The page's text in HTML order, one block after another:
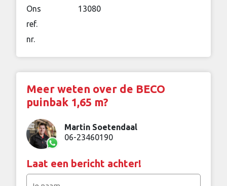
Ons
ref.
nr.
13080
Meer weten over de BECO
puinbak 1,65 m?
Martin Soetendaal
06-23460190
Laat een bericht achter!